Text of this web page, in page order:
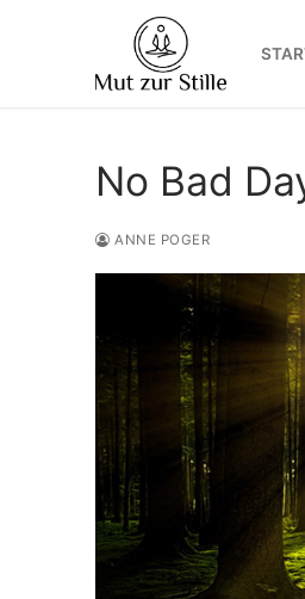
No Bad
ANNE POGER